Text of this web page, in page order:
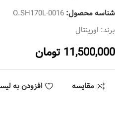
شناسه محصول:O.SH170L-0016
برند: اورینتال
11,500,000 تومان
مقایسه افزودن به